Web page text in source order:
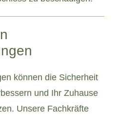
können die Sicherheit
und Ihr Zuhause
Unsere Fachkräfte